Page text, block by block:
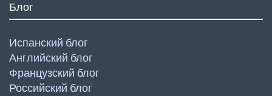
Блог
Испанский блог
Английский блог
Французский блог
Российский блог